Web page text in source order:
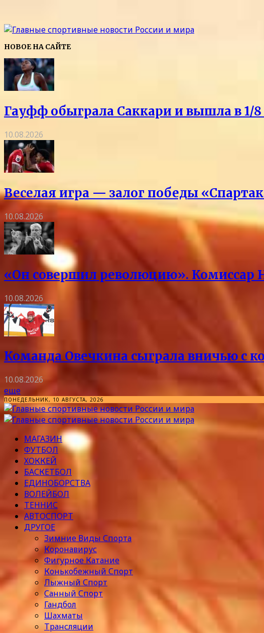
НОВОЕ НА САЙТЕ
Гауфф обыграла Саккари и вышла в 1/
10.08.2026
Веселая игра — залог победы
10.08.2026
«Он совершил революцию».
10.08.2026
Команда Овечкина сыграла вничью с
10.08.2026
еще
ПОНЕДЕЛЬНИК, 10 АВГУСТА, 2026
МАГАЗИН
ФУТБОЛ
ХОККЕЙ
БАСКЕТБОЛ
ЕДИНОБОРСТВА
ВОЛЕЙБОЛ
ТЕННИС
АВТОСПОРТ
ДРУГОЕ
Зимние Виды Спорта
Коронавирус
Фигурное Катание
Конькобежный Спорт
Лыжный Спорт
Санный Спорт
Гандбол
Шахматы
Трансляции